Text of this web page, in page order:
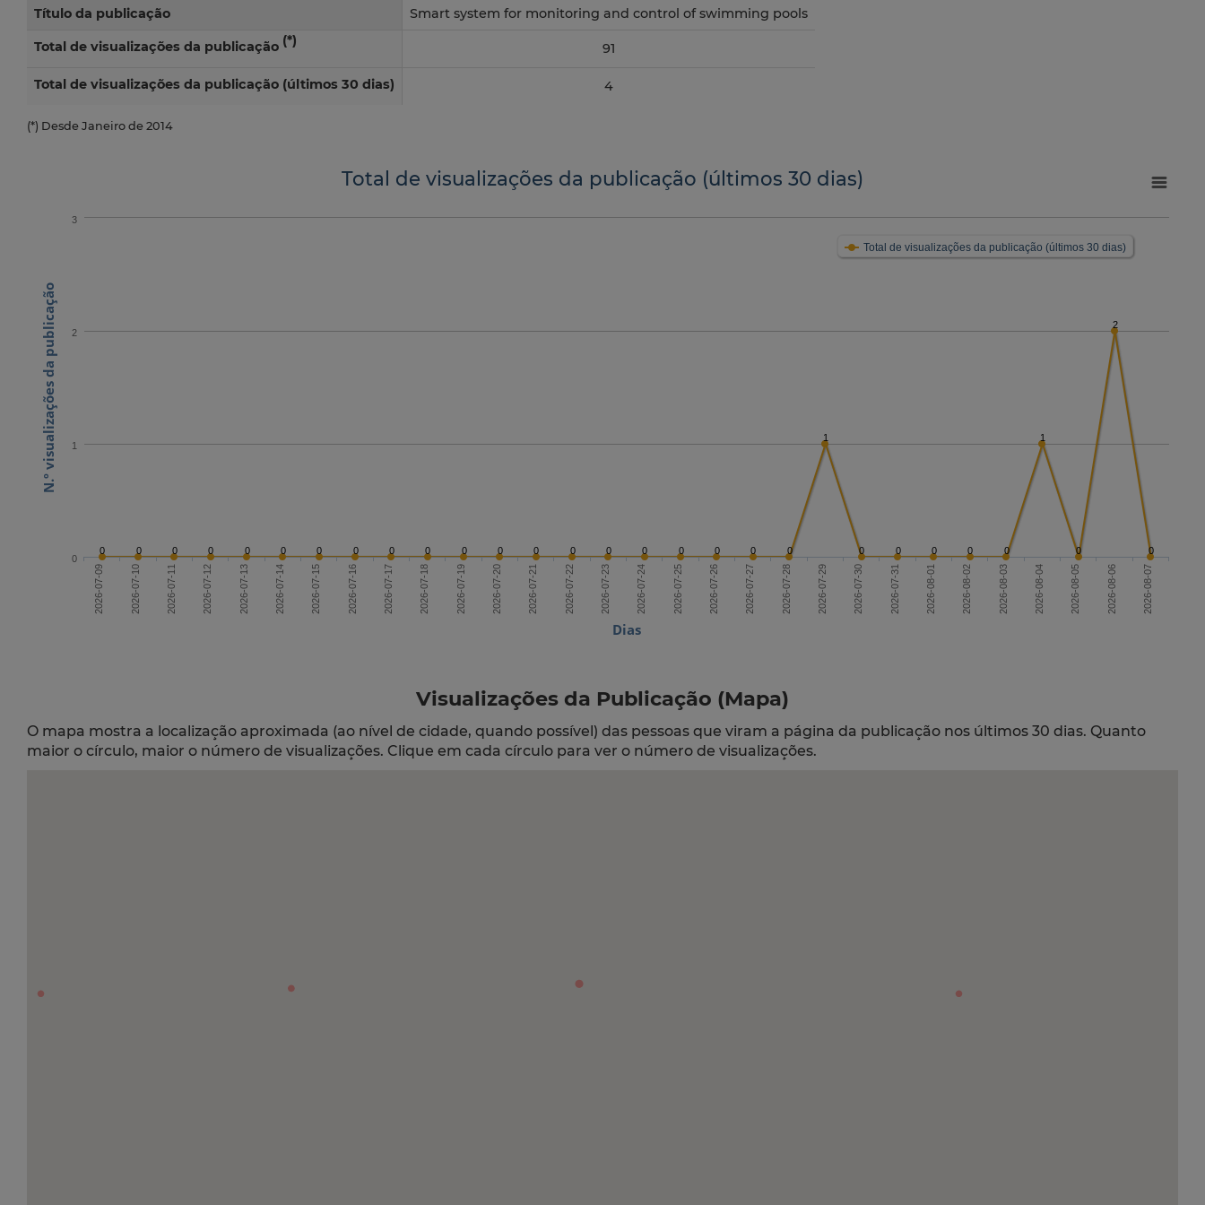
Título da publicação Smart system for monitoring and control of swimming pools
Total de visualizações da publicação (*)
91
Total de visualizações da publicação (últimos 30 dias) 4
(*) Desde Janeiro de 2014
Dias
N.º visualizações da publicação
Total de visualizações da publicação (últimos 30 dias)
0 0 0 0 0 0 0 0 0 0 0 0 0 0 0 0 0 0 0 0
1
0 0 0 0 0
1
0
2
0
Total de visualizações da publicação (últimos 30 dias)
2026-07-09 2026-07-10 2026-07-11 2026-07-12 2026-07-13 2026-07-14 2026-07-15 2026-07-16 2026-07-17 2026-07-18 2026-07-19 2026-07-20 2026-07-21 2026-07-22 2026-07-23 2026-07-24 2026-07-25 2026-07-26 2026-07-27 2026-07-28 2026-07-29 2026-07-30 2026-07-31 2026-08-01 2026-08-02 2026-08-03 2026-08-04 2026-08-05 2026-08-06 2026-08-07
0
1
2
3
Visualizações da Publicação (Mapa)
O mapa mostra a localização aproximada (ao nível de cidade, quando possível) das pessoas que viram a página da publicação nos últimos 30 dias. Quanto
maior o círculo, maior o número de visualizações. Clique em cada círculo para ver o número de visualizações.